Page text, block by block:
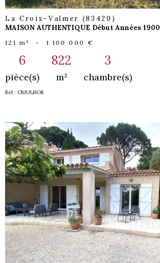
La Croix-Valmer (83420)
MAISON AUTHENTIQUE Début Années 1900
121 m² - 1 100 000 €
6
pièce(s)
822
m²
3
chambre(s)
Réf : CBJULHOR
voir le
bien